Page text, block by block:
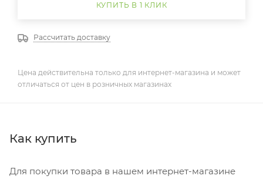
КУПИТЬ В 1 КЛИК
Рассчитать доставку
Цена действительна только для интернет-магазина и может
отличаться от цен в розничных магазинах
Как купить
Для покупки товара в нашем интернет-магазине